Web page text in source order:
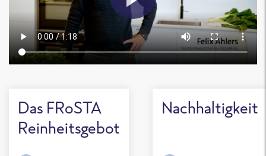
Das FRoSTA
Reinheitsgebot
Nachhaltigkeit